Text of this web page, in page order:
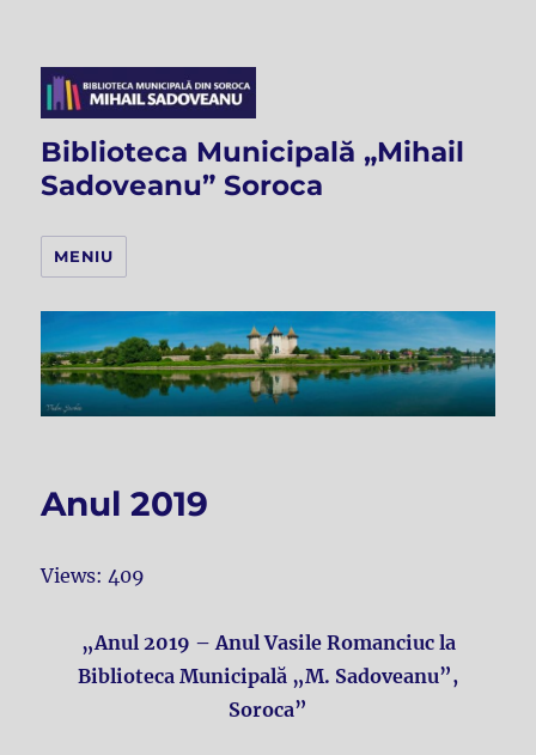
Biblioteca Municipală „Mihail
Sadoveanu” Soroca
MENIU
Anul 2019
Views: 409
„Anul 2019 – Anul Vasile Romanciuc la
Biblioteca Municipală „M. Sadoveanu”,
Soroca”